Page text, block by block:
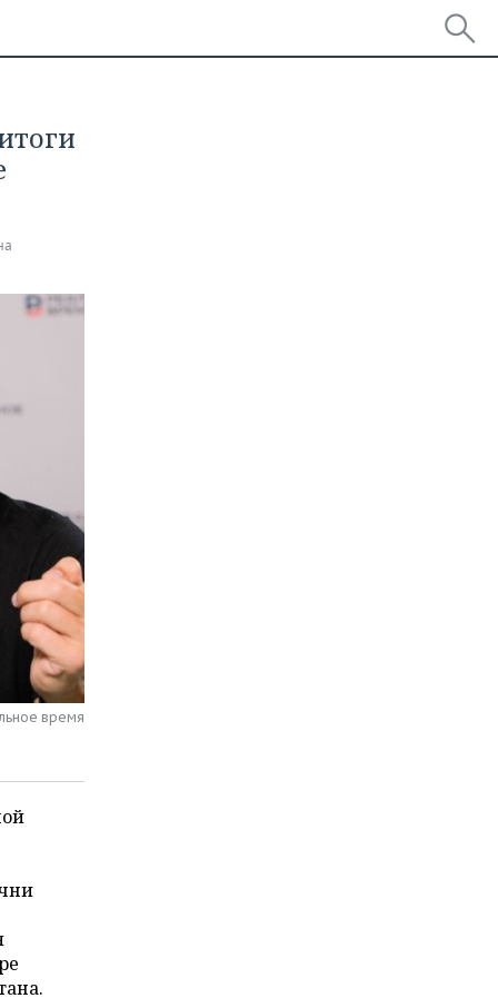
время